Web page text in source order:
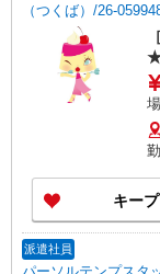
（つくば）/26-
★
キープ
派遣社員